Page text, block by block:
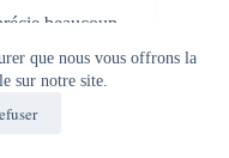
que nous vous offrons la
sur notre site.
beaucoup
fort ma